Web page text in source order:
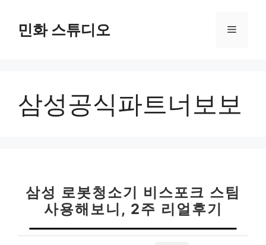
민화 스튜디오 메
삼성공식파트너보보
삼성 로봇청소기 비스포크 스팀
사용해보니, 2주 리얼후기